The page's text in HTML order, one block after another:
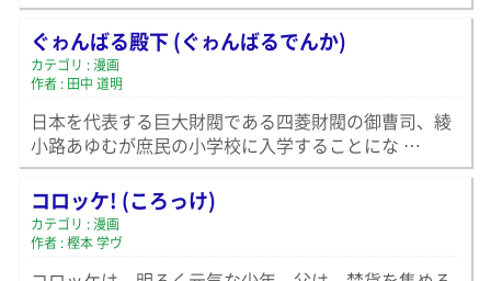
ぐゎんばる殿下 (ぐゎんばるでんか)
カテゴリ : 漫画
作者 : 田中 道明
日本を代表する巨大財閥である四菱財閥の御曹司、綾
小路あゆむが庶民の小学校に入学することにな …
コロッケ! (ころっけ)
カテゴリ : 漫画
作者 : 樫本 学ヴ